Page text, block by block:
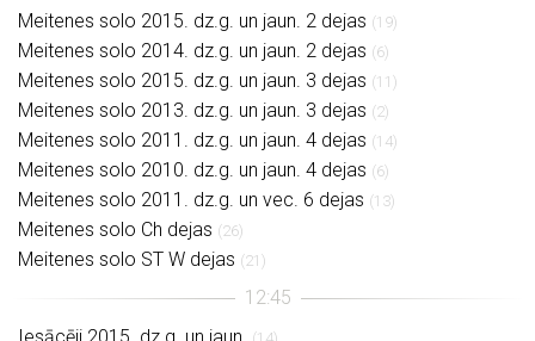
Meitenes solo 2015. dz.g. un jaun. 2 dejas (19)
Meitenes solo 2014. dz.g. un jaun. 2 dejas (6)
Meitenes solo 2015. dz.g. un jaun. 3 dejas (11)
Meitenes solo 2013. dz.g. un jaun. 3 dejas (2)
Meitenes solo 2011. dz.g. un jaun. 4 dejas (14)
Meitenes solo 2010. dz.g. un jaun. 4 dejas (6)
Meitenes solo 2011. dz.g. un vec. 6 dejas (13)
Meitenes solo Ch dejas (26)
Meitenes solo ST W dejas (21)
Iesācēji 2015. dz.g. un jaun.